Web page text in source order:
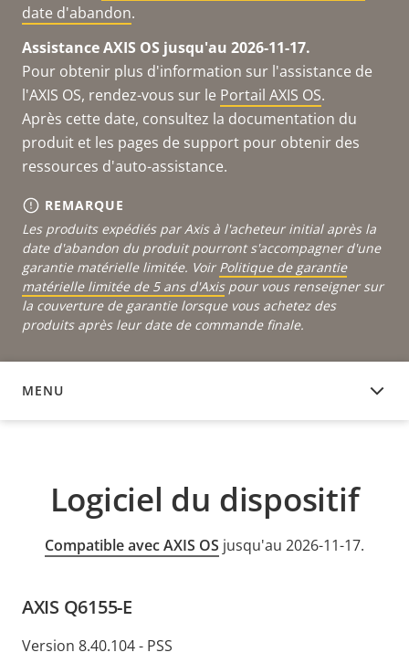
date d'abandon.
Assistance AXIS OS jusqu'au 2026-11-17.
Pour obtenir plus d'information sur l'assistance de
l'AXIS OS, rendez-vous sur le Portail AXIS OS.
Après cette date, consultez la documentation du
produit et les pages de support pour obtenir des
ressources d'auto-assistance.
REMARQUE
Les produits expédiés par Axis à l'acheteur initial après la
date d'abandon du produit pourront s'accompagner d'une
garantie matérielle limitée. Voir Politique de garantie
matérielle limitée de 5 ans d'Axispour vous renseigner sur
la couverture de garantie lorsque vous achetez des
produits après leur date de commande finale.
MENU
LOGICIEL DU DISPOSITIF
Logiciel du dispositif
Compatible avec AXIS OS jusqu'au 2026-11-17.
AXIS Q6155-E
Version 8.40.104 - PSS